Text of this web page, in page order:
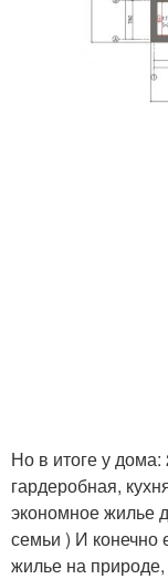
Но в итоге у дома:
гардеробная,
экономное жилье
семьи ) И конечно
жилье на